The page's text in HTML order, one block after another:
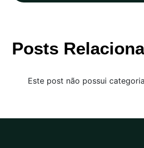
Posts
Este post não possui